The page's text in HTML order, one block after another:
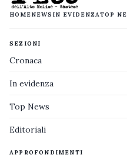
HOMENEWS IN EVIDENZATOP
SEZIONI
Cronaca
In evidenza
Top News
Editoriali
APPROFONDIMENTI